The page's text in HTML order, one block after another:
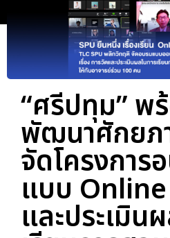
“ศรีปทุม” พ
พัฒนาศักยภ
จัดโครงการ
แบบ Online
และประเมิน